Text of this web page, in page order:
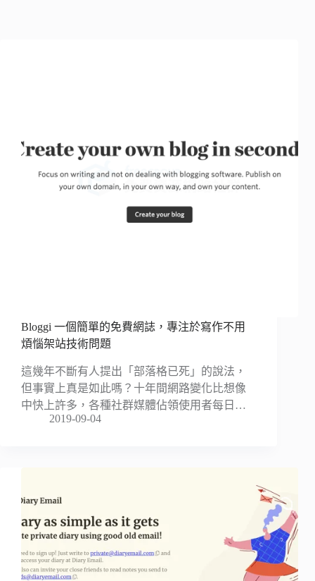
Bloggi 一個簡單的免費網誌，專注於寫作不用
煩惱架站技術問題
這幾年不斷有人提出「部落格已死」的說法，
但事實上真是如此嗎？十年間網路變化比想像
中快上許多，各種社群媒體佔領使用者每日…
2019-09-04